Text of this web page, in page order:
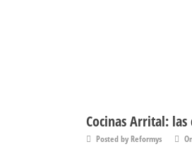
Cocinas Arrital:
Posted by Reformys